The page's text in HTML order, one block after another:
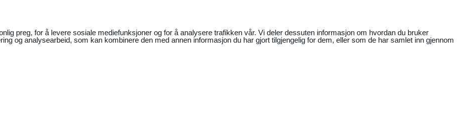
preg, for å levere sosiale mediefunksjoner og for å analysere trafikken vår. Vi deler dessuten informasjon om hvordan du bruker
og analysearbeid, som kan kombinere den med annen informasjon du har gjort tilgjengelig for dem, eller som de har samlet inn gjennom